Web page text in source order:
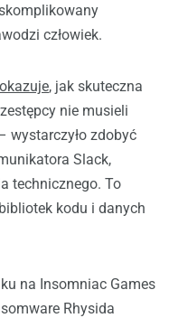
człowiek.
, jak skuteczna
nie musieli
wystarczyło zdobyć
Slack,
technicznego. To
kodu i danych
na Insomniac Games
Rhysida